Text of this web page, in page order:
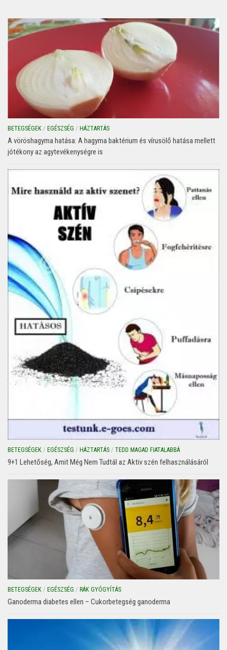
BETEGSÉGEK / EGÉSZSÉG / HÁZTARTÁS
A vöröshagyma hatása: A hagyma baktérium és vírusölő hatása mellett
jótékony az agytevékenységre is
BETEGSÉGEK / EGÉSZSÉG / HÁZTARTÁS / TEDD MAGAD FIATALABBÁ
9+1 Lehetőség, Amit Még Nem Tudtál az Aktiv szén felhasználásáról
BETEGSÉGEK / EGÉSZSÉG / RÁK GYÓGYÍTÁS
Ganoderma diabetes ellen – Cukorbetegség ganoderma